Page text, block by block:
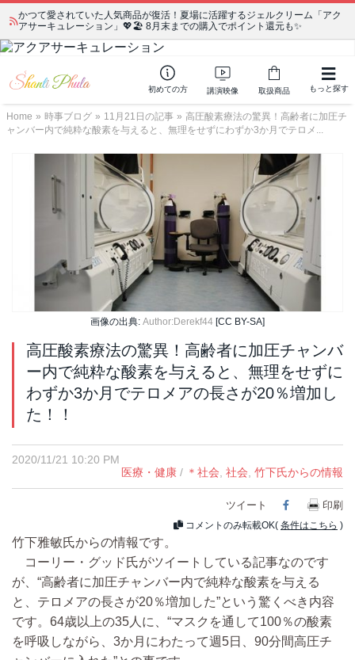
かつて愛されていた人気商品が復活！夏場に活躍するジェルクリーム「アク
アサーキュレーション」💖🏖️ 8月末までの購入でポイント還元も✨
初めての方 講演映像 取扱商品 もっと探す
Home » 時事ブログ » 11月21日の記事 » 高圧酸素療法の驚異！高齢者に加圧チ
ャンバー内で純粋な酸素を与えると、無理をせずにわずか3か月でテロメ...
画像の出典: Author:Derekf44 [CC BY-SA]
高圧酸素療法の驚異！高齢者に加圧チャンバ
ー内で純粋な酸素を与えると、無理をせずに
わずか3か月でテロメアの長さが20％増加し
た！！
2020/11/21 10:20 PM
医療・健康 / ＊社会, 社会, 竹下氏からの情報
ツイート Facebook
印刷
コメントのみ転載OK( 条件はこちら )
竹下雅敏氏からの情報です。
コーリー・グッド氏がツイートしている記事なのです
が、“高齢者に加圧チャンバー内で純粋な酸素を与える
と、テロメアの長さが20％増加した”という驚くべき内容
です。64歳以上の35人に、“マスクを通して100％の酸素
を呼吸しながら、3か月にわたって週5日、90分間高圧チ